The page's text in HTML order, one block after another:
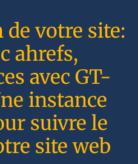
votre site:
ahrefs,
avec GT-
instance
suivre le
site web